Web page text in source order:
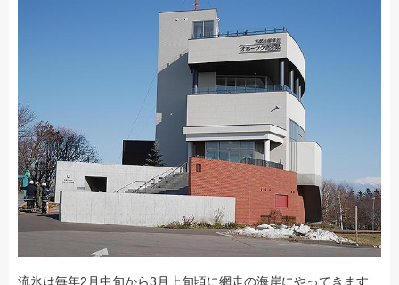
流氷は毎年2月中旬から3月上旬頃に網走の海岸にやってきます